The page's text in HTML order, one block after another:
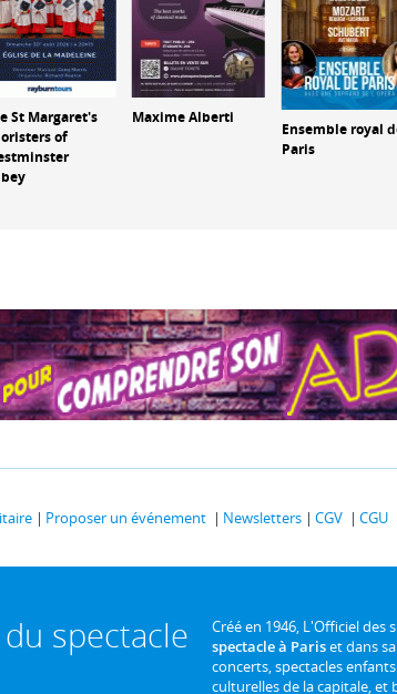
St Margaret's
of
Maxime Alberti
Ensemble royal
Paris
Proposer un événement Newsletters CGV CGU
spectacle
Créé en 1946, L'Officiel des
spectacle à Pariset dans
concerts, spectacles
culturelles de la capitale, et